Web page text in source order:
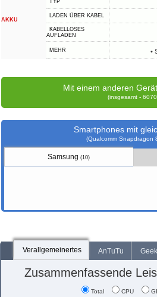
AKKU
TYP
LADEN ÜBER KABEL
KABELLOSES
AUFLADEN
MEHR •
Mit einem anderen
(insgesamt -
Smartphones mit
(Qualcomm Snapdragon
Samsung(10)
Verallgemeinertes AnTuTu
Zusammenfassende
Total CPU